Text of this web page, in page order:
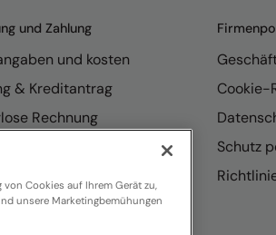
und Zahlung
und kosten
& Kreditantrag
Rechnung
Cookie-
Schutz
Cookies auf Ihrem Gerät zu,
unsere Marketingbemühungen